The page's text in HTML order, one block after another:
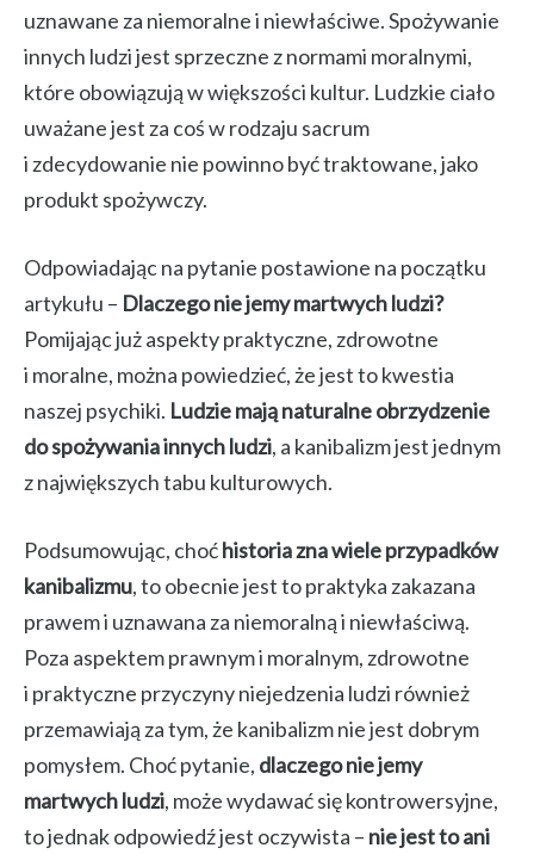
uznawane za niemoralne i niewłaściwe. Spożywanie
innych ludzi jest sprzeczne z normami moralnymi,
które obowiązują w większości kultur. Ludzkie ciało
uważane jest za coś w rodzaju sacrum
i zdecydowanie nie powinno być traktowane, jako
produkt spożywczy.
Odpowiadając na pytanie postawione na początku
artykułu – Dlaczego nie jemy martwych ludzi?
Pomijając już aspekty praktyczne, zdrowotne
i moralne, można powiedzieć, że jest to kwestia
naszej psychiki. Ludzie mają naturalne obrzydzenie
do spożywania innych ludzi, a kanibalizm jest jednym
z największych tabu kulturowych.
Podsumowując, choćhistoria zna wiele przypadków
kanibalizmu, to obecnie jest to praktyka zakazana
prawem i uznawana za niemoralną i niewłaściwą.
Poza aspektem prawnym i moralnym, zdrowotne
i praktyczne przyczyny niejedzenia ludzi również
przemawiają za tym, że kanibalizm nie jest dobrym
pomysłem. Choć pytanie, dlaczego nie jemy
martwych ludzi, może wydawać się kontrowersyjne,
to jednak odpowiedź jest oczywista – nie jest to ani